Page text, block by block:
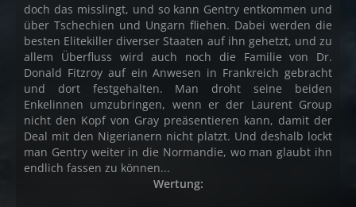
doch das misslingt, und so kann Gentry entkommen und
über Tschechien und Ungarn fliehen. Dabei werden die
besten Elitekiller diverser Staaten auf ihn gehetzt, und zu
allem Überfluss wird auch noch die Familie von Dr.
Donald Fitzroy auf ein Anwesen in Frankreich gebracht
und dort festgehalten. Man droht seine beiden
Enkelinnen umzubringen, wenn er der Laurent Group
nicht den Kopf von Gray preäsentieren kann, damit der
Deal mit den Nigerianern nicht platzt. Und deshalb lockt
man Gentry weiter in die Normandie, wo man glaubt ihn
endlich fassen zu können...
Wertung: